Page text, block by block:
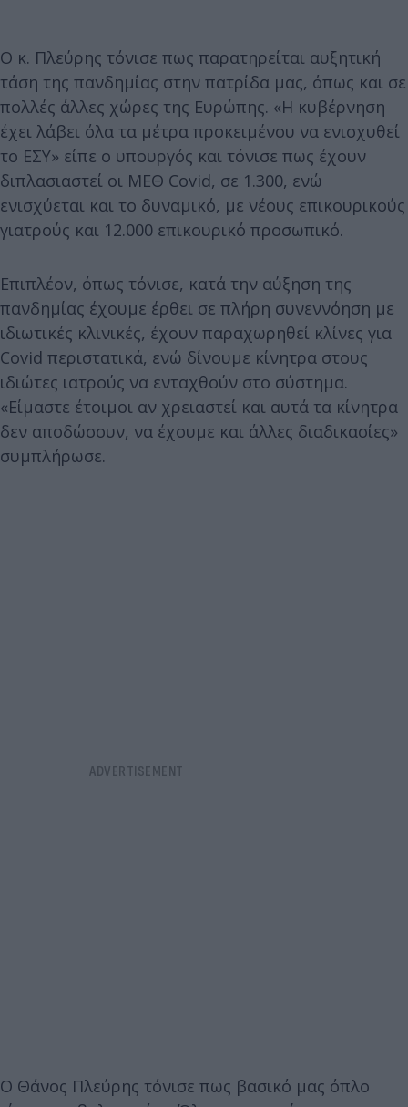
Ο κ. Πλεύρης τόνισε πως παρατηρείται αυξητική
τάση της πανδημίας στην πατρίδα μας, όπως και σε
πολλές άλλες χώρες της Ευρώπης. «Η κυβέρνηση
έχει λάβει όλα τα μέτρα προκειμένου να ενισχυθεί
το ΕΣΥ» είπε ο υπουργός και τόνισε πως έχουν
διπλασιαστεί οι ΜΕΘ Covid, σε 1.300, ενώ
ενισχύεται και το δυναμικό, με νέους επικουρικούς
γιατρούς και 12.000 επικουρικό προσωπικό.
Επιπλέον, όπως τόνισε, κατά την αύξηση της
πανδημίας έχουμε έρθει σε πλήρη συνεννόηση με
ιδιωτικές κλινικές, έχουν παραχωρηθεί κλίνες για
Covid περιστατικά, ενώ δίνουμε κίνητρα στους
ιδιώτες ιατρούς να ενταχθούν στο σύστημα.
«Είμαστε έτοιμοι αν χρειαστεί και αυτά τα κίνητρα
δεν αποδώσουν, να έχουμε και άλλες διαδικασίες»
συμπλήρωσε.
Ο Θάνος Πλεύρης τόνισε πως βασικό μας όπλο